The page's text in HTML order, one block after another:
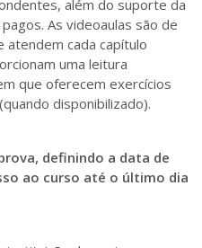
além do suporte da
As videoaulas são de
atendem cada capítulo
uma leitura
que oferecem exercícios
disponibilizado).
definindo a data de
ao curso até o último dia